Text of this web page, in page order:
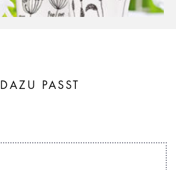
DAZU PASST